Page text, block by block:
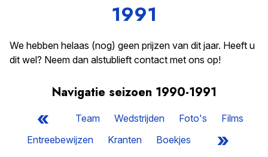
1991
We hebben helaas (nog) geen prijzen van dit jaar. Heeft u
dit wel? Neem dan alstublieft contact met ons op!
Navigatie seizoen 1990-1991
« Team Wedstrijden Foto's
Films
Entreebewijzen
Kranten Boekjes »